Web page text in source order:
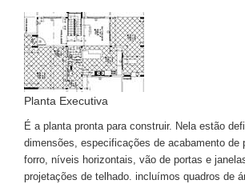
Planta Executiva
É a planta pronta para construir. Nela estão
dimensões, especificações de acabamento de
forro, níveis horizontais, vão de portas e
projetações de telhado. incluímos quadros de